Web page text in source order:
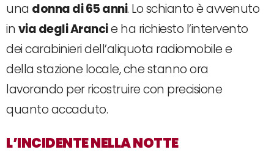
una donna di 65 anni. Lo schianto è avvenuto
in via degli Arancie ha richiesto l’intervento
dei carabinieri dell’aliquota radiomobile e
della stazione locale, che stanno ora
lavorando per ricostruire con precisione
quanto accaduto.
L’INCIDENTE NELLA NOTTE